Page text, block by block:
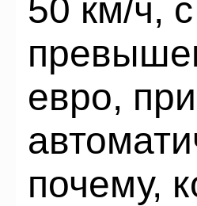
50 км/ч,
евро,
почему,